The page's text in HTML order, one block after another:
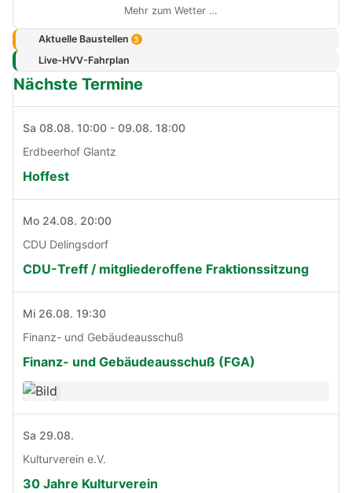
Mehr zum Wetter …
Aktuelle Baustellen 3
Live-HVV-Fahrplan
Nächste Termine
Sa 08.08. 10:00 - 09.08. 18:00
Erdbeerhof Glantz
Hoffest
Mo 24.08. 20:00
CDU Delingsdorf
CDU-Treff / mitgliederoffene Fraktionssitzung
Mi 26.08. 19:30
Finanz- und Gebäudeausschuß
Finanz- und Gebäudeausschuß (FGA)
Sa 29.08.
Kulturverein e.V.
30 Jahre Kulturverein